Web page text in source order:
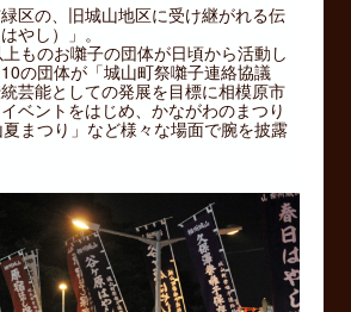
区の、旧城山地区に受け継がれる伝
やし）」。
ものお囃子の団体が日頃から活動し
の団体が「城山町祭囃子連絡協議
芸能としての発展を目標に相模原市
ベントをはじめ、かながわのまつり
まつり」など様々な場面で腕を披露